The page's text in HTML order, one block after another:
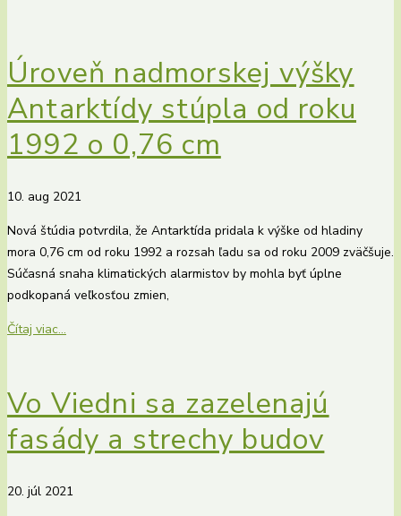
Úroveň nadmorskej výšky
Antarktídy stúpla od roku
1992 o 0,76 cm
10. aug 2021
Nová štúdia potvrdila, že Antarktída pridala k výške od hladiny
mora 0,76 cm od roku 1992 a rozsah ľadu sa od roku 2009 zväčšuje.
Súčasná snaha klimatických alarmistov by mohla byť úplne
podkopaná veľkosťou zmien,
Čítaj viac...
Vo Viedni sa zazelenajú
fasády a strechy budov
20. júl 2021